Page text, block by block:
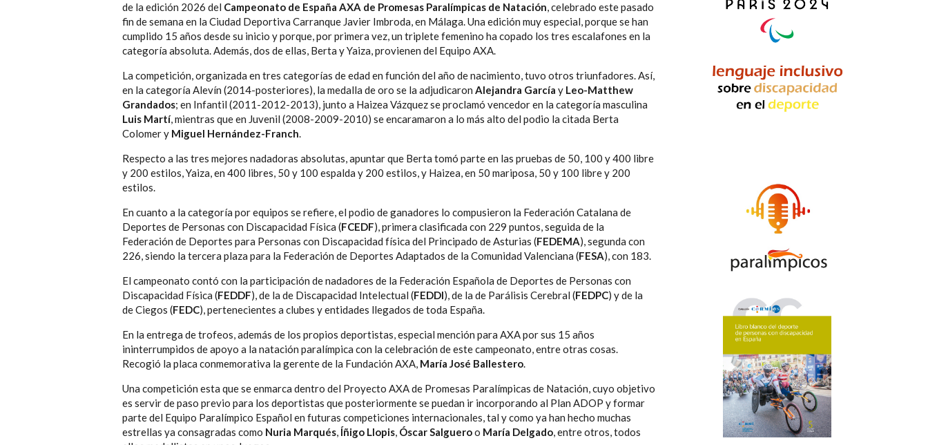
de la edición 2026 del Campeonato de España AXA de Promesas Paralímpicas de Natación, celebrado este pasado
fin de semana en la Ciudad Deportiva Carranque Javier Imbroda, en Málaga. Una edición muy especial, porque se han
cumplido 15 años desde su inicio y porque, por primera vez, un triplete femenino ha copado los tres escalafones en la
categoría absoluta. Además, dos de ellas, Berta y Yaiza, provienen del Equipo AXA.
La competición, organizada en tres categorías de edad en función del año de nacimiento, tuvo otros triunfadores. Así,
en la categoría Alevín (2014-posteriores), la medalla de oro se la adjudicaron Alejandra García y Leo-Matthew
Grandados; en Infantil (2011-2012-2013), junto a Haizea Vázquez se proclamó vencedor en la categoría masculina
Luis Martí, mientras que en Juvenil (2008-2009-2010) se encaramaron a lo más alto del podio la citada Berta
Colomer y Miguel Hernández-Franch.
Respecto a las tres mejores nadadoras absolutas, apuntar que Berta tomó parte en las pruebas de 50, 100 y 400 libre
y 200 estilos, Yaiza, en 400 libres, 50 y 100 espalda y 200 estilos, y Haizea, en 50 mariposa, 50 y 100 libre y 200
estilos.
En cuanto a la categoría por equipos se refiere, el podio de ganadores lo compusieron la Federación Catalana de
Deportes de Personas con Discapacidad Física (FCEDF), primera clasificada con 229 puntos, seguida de la
Federación de Deportes para Personas con Discapacidad física del Principado de Asturias (FEDEMA), segunda con
226, siendo la tercera plaza para la Federación de Deportes Adaptados de la Comunidad Valenciana (FESA), con 183.
El campeonato contó con la participación de nadadores de la Federación Española de Deportes de Personas con
Discapacidad Física (FEDDF), de la de Discapacidad Intelectual (FEDDI), de la de Parálisis Cerebral (FEDPC) y de la
de Ciegos (FEDC), pertenecientes a clubes y entidades llegados de toda España.
En la entrega de trofeos, además de los propios deportistas, especial mención para AXA por sus 15 años
ininterrumpidos de apoyo a la natación paralímpica con la celebración de este campeonato, entre otras cosas.
Recogió la placa conmemorativa la gerente de la Fundación AXA, María José Ballestero.
Una competición esta que se enmarca dentro del Proyecto AXA de Promesas Paralímpicas de Natación, cuyo objetivo
es servir de paso previo para los deportistas que posteriormente se puedan ir incorporando al Plan ADOP y formar
parte del Equipo Paralímpico Español en futuras competiciones internacionales, tal y como ya han hecho muchas
estrellas ya consagradas como Nuria Marqués, Íñigo Llopis, Óscar Salgueroo María Delgado, entre otros, todos